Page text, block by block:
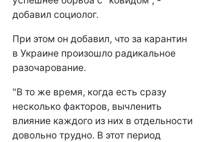
добавил социолог.
При этом он добавил, что за карантин
в Украине произошло радикальное
разочарование.
"В то же время, когда есть сразу
несколько факторов, вычленить
влияние каждого из них в отдельности
довольно трудно. В этот период